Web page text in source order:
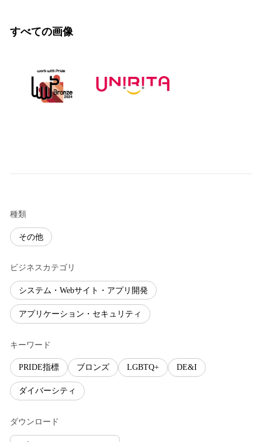
すべての画像
種類
その他
ビジネスカテゴリ
システム・Webサイト・アプリ開発
アプリケーション・セキュリティ
キーワード
PRIDE指標 ブロンズ LGBTQ+ DE&I
ダイバーシティ
ダウンロード